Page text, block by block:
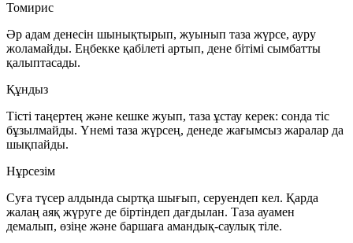
Томирис
Әр адам денесін шынықтырып, жуынып таза жүрсе, ауру
жоламайды. Еңбекке қабілеті артып, дене бітімі сымбатты
қалыптасады.
Құндыз
Тісті таңертең және кешке жуып, таза ұстау керек: сонда тіс
бұзылмайды. Үнемі таза жүрсең, денеде жағымсыз жаралар да
шықпайды.
Нұрсезім
Суға түсер алдында сыртқа шығып, серуендеп кел. Қарда
жалаң аяқ жүруге де біртіндеп дағдылан. Таза ауамен
демалып, өзіңе және баршаға амандық-саулық тіле.